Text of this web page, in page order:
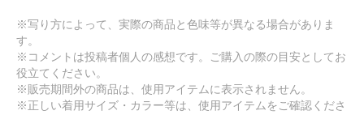
※写り方によって、実際の商品と色味等が異なる場合がありま
す。
※コメントは投稿者個人の感想です。ご購入の際の目安としてお
役立てください。
※販売期間外の商品は、使用アイテムに表示されません。
※正しい着用サイズ・カラー等は、使用アイテムをご確認くださ